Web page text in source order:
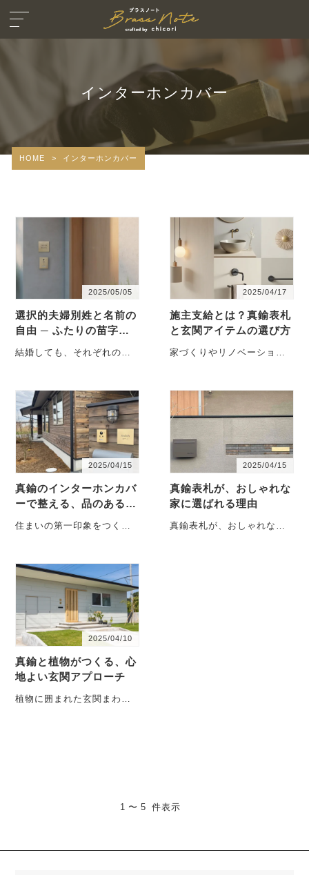
インターホンカバー
HOME > インターホンカバー
2025/05/05
選択的夫婦別姓と名前の
自由 ─ ふたりの苗字を
刻むchicoriの真鍮表札
結婚しても、それぞれの名
値観が多様化する現代にお
い・・・
2025/04/17
施主支給とは？真鍮表札
と玄関アイテムの選び方
家づくりやリノベーション
えています。理想の空間を
叶・・・
2025/04/15
真鍮のインターホンカバ
ーで整える、品のある玄
関まわり
住まいの第一印象をつくる
ストにこだわって選・・・
2025/04/15
真鍮表札が、おしゃれな
家に選ばれる理由
真鍮表札が、おしゃれな家
2025/04/10
真鍮と植物がつくる、心
地よい玄関アプローチ
植物に囲まれた玄関まわり
1 〜 5 件表示